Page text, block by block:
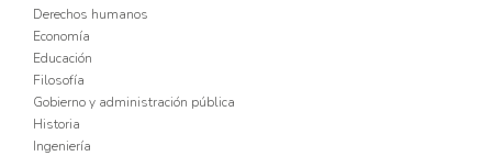
Derechos humanos
Economía
Educación
Filosofía
Gobierno y administración pública
Historia
Ingeniería